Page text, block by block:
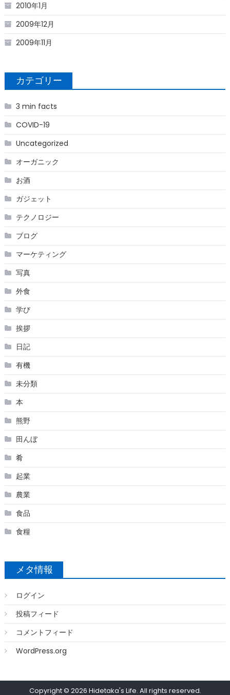
2010年1月
2009年12月
2009年11月
カテゴリー
3 min facts
COVID-19
Uncategorized
オーガニック
お酒
ガジェット
テクノロジー
ブログ
マーケティング
写真
外食
学び
挨拶
日記
有機
未分類
本
熊野
田んぼ
肴
起業
農業
食品
食糧
メタ情報
ログイン
投稿フィード
コメントフィード
WordPress.org
Copyright © 2026 Hidetaka's Life. All rights reserved.